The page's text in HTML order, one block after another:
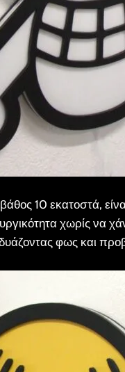
10 εκατοστά,
χωρίς να
φως και